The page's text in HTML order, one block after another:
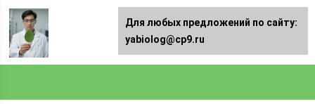
Для любых предложений по сайту:
yabiolog@cp9.ru